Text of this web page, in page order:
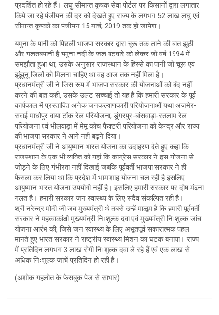
प्रदर्शित हो रहे हैं। लघु सीमान्त कृषक सेवा पोर्टल पर किसानों द्वारा लगातार
किये जा रहे पंजीयन की दर को देखते हुए राज्य के लगभग 52 लाख लघु एवं
सीमान्त कृषकों का पंजीयन 15 मार्च, 2019 तक हो जायेगा।
यमुना के पानी को पिछली भाजपा सरकार द्वारा चूरू तक लाने की बात झूठी
और गलतबयानी है यमुना नदी के जल बंटवारे को लेकर जो वर्ष 1994 में
समझौता हुआ था, उसके अनुसार राजस्थान के हिस्से का पानी जो चूरू एवं
झुंझुनू जिलों को मिलना चाहिए था वह आज तक नहीं मिला है।
प्रधानमंत्री जी ने जिस रूप में भाजपा सरकार की योजनाओं को बंद नहीं
करने की बात कही, उसके उलट सच्चाई तो यह है कि हमारी सरकार के पूर्व
कार्यकाल में प्रस्तावित अनेक जनकल्याणकारी परियोजनाओं यथा अजमेर-
सवाई माधोपुर वाया टोंक रेल परियोजना, डूंगरपुर-बांसवाड़ा-रतलाम रेल
परियोजना एवं भीलवाड़ा में मेमू कोच फैक्टरी परियोजना को केन्द्र और राज्य
की भाजपा सरकार ने आगे नहीं बढ़ने दिया।
प्रधानमंत्री जी ने आयुष्मान भारत योजना का उदाहरण देते हुए कहा कि
राजस्थान के एक भी व्यक्ति को यहां कि कांग्रेस सरकार ने इस योजना से
जोड़ने के लिए गंभीरता नहीं दिखाई जबकि पूर्ववर्ती भाजपा सरकार ने ही
फैसला कर लिया था कि प्रदेश में भामाशाह योजना चल रही है इसलिए
आयुष्मान भारत योजना उपयोगी नहीं है। इसलिए हमारी सरकार पर दोष मंढना
गलत है। हमारी सरकार जन स्वास्थ्य के लिए सदैव संकल्पित रही है।
श्री नरेन्द्र मोदी जी जब मुख्यमंत्री थे तबसे उन्हें मालूम है कि हमारी पूर्ववर्ती
सरकार ने महत्वाकांक्षी मुख्यमंत्री निःशुल्क दवा एवं मुख्यमंत्री निःशुल्क जांच
योजना आरंभ की, जिसे जन स्वास्थ्य के लिए अभूतपूर्व सकारात्मक पहल
मानते हुए भारत सरकार ने राष्ट्रीय स्वास्थ्य मिशन का घटक बनाया। राज्य
में प्रतिदिन लगभग 3 लाख रोगी निःशुल्क दवा ले रहे हैं एवं एक लाख से
अधिक निःशुल्क जांचें प्रतिदिन हो रही हैं।
(अशोक गहलोत के फेसबुक पेज से साभार)